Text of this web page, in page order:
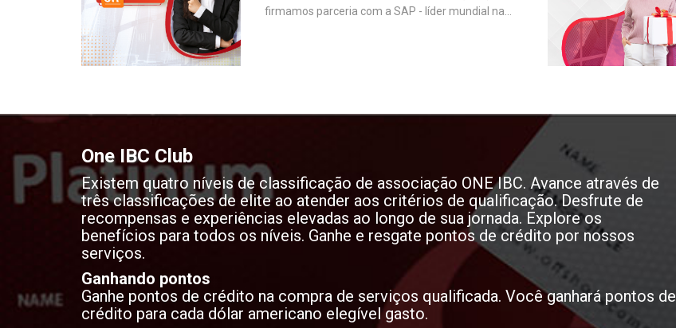
firmamos parceria com a SAP - líder mundial na
One IBC Club
Existem quatro níveis de classificação de associação ONE IBC. Avance através de
três classificações de elite ao atender aos critérios de qualificação. Desfrute de
recompensas e experiências elevadas ao longo de sua jornada. Explore os
benefícios para todos os níveis. Ganhe e resgate pontos de crédito por nossos
serviços.
Ganhando pontos
Ganhe pontos de crédito na compra de serviços qualificada. Você ganhará pontos de
crédito para cada dólar americano elegível gasto.